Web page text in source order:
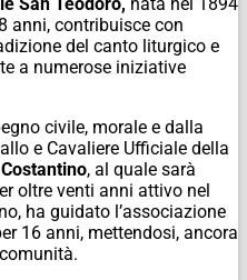
anni, contribuisce con
del canto liturgico e
a numerose iniziative
civile, morale e dalla
e Cavaliere Ufficiale della
, al quale sarà
oltre venti anni attivo nel
ha guidato l’associazione
16 anni, mettendosi, ancora